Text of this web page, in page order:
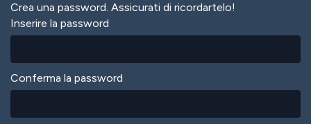
Crea una password. Assicurati di ricordartelo!
Inserire la password
Conferma la password